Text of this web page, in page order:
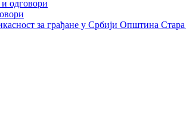
одговори
за грађане у Србији Општина